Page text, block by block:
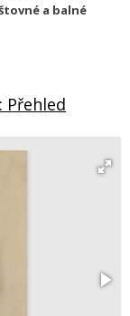
a balné
Přehled